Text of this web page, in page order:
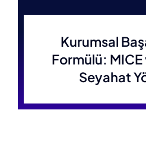
Kurumsal
Formülü:
Seyahat